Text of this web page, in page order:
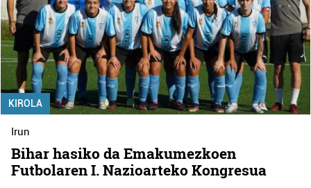
KIROLA
Irun
Bihar hasiko da Emakumezkoen
Futbolaren I. Nazioarteko Kongresua